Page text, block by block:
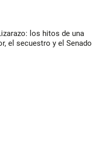
los hitos de una
el secuestro y el Senado